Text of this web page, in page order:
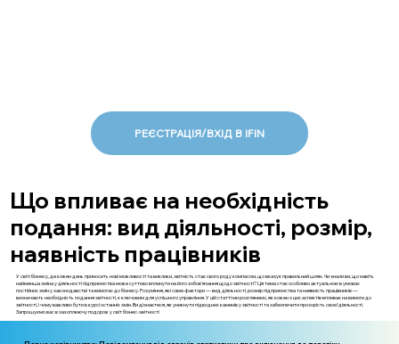
РЕЄСТРАЦІЯ/ВХІД В IFIN
Що впливає на необхідність
подання: вид діяльності, розмір,
наявність працівників
У світі бізнесу, де кожен день приносить нові можливості та виклики, звітність стає свого роду компасом, що вказує правильний шлях. Чи знали ви, що навіть
найменша зміна у діяльності підприємства може суттєво вплинути на його зобов'язання щодо звітності? Ця тема стає особливо актуальною в умовах
постійних змін у законодавстві та вимогах до бізнесу. Розуміння, які саме фактори — вид діяльності, розмір підприємства та наявність працівників —
визначають необхідність подання звітності, є ключовим для успішного управління. У цій статті ми розглянемо, як кожен з цих аспектів впливає на вимоги до
звітності, і чому важливо бути в курсі останніх змін. Ви дізнаєтеся, як уникнути підводних каменів у звітності та забезпечити прозорість своєї діяльності.
Запрошуємо вас в захоплюючу подорож у світ бізнес-звітності